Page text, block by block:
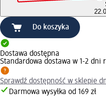
Do koszyka
Dostawa dostępna
Standardowa dostawa w 1-2 dni
Sprawdź dostępność w sklepie
Darmowa wysyłka od 169 zł